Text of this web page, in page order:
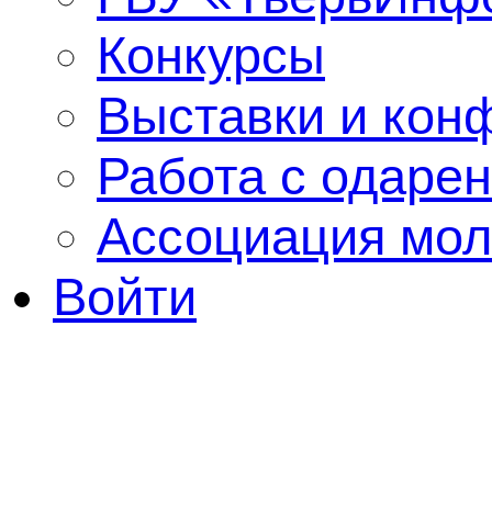
Конкурсы
Выставки и
Работа с
Ассоциация
Войти